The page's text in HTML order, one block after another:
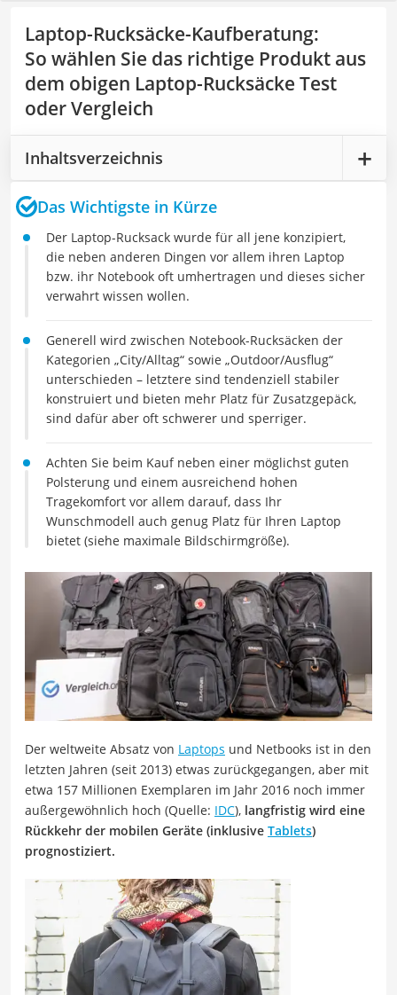
Laptop-Rucksäcke-Kaufberatung:
So wählen Sie das richtige Produkt aus
dem obigen Laptop-Rucksäcke Test
oder Vergleich
Inhaltsverzeichnis
Das Wichtigste in Kürze
Der Laptop-Rucksack wurde für all jene konzipiert,
die neben anderen Dingen vor allem ihren Laptop
bzw. ihr Notebook oft umhertragen und dieses sicher
verwahrt wissen wollen.
Generell wird zwischen Notebook-Rucksäcken der
Kategorien „City/Alltag“ sowie „Outdoor/Ausflug“
unterschieden – letztere sind tendenziell stabiler
konstruiert und bieten mehr Platz für Zusatzgepäck,
sind dafür aber oft schwerer und sperriger.
Achten Sie beim Kauf neben einer möglichst guten
Polsterung und einem ausreichend hohen
Tragekomfort vor allem darauf, dass Ihr
Wunschmodell auch genug Platz für Ihren Laptop
bietet (siehe maximale Bildschirmgröße).
Der weltweite Absatz von Laptops und Netbooks ist in den
letzten Jahren (seit 2013) etwas zurückgegangen, aber mit
etwa 157 Millionen Exemplaren im Jahr 2016 noch immer
außergewöhnlich hoch (Quelle: IDC), langfristig wird eine
Rückkehr der mobilen Geräte (inklusive Tablets)
prognostiziert.